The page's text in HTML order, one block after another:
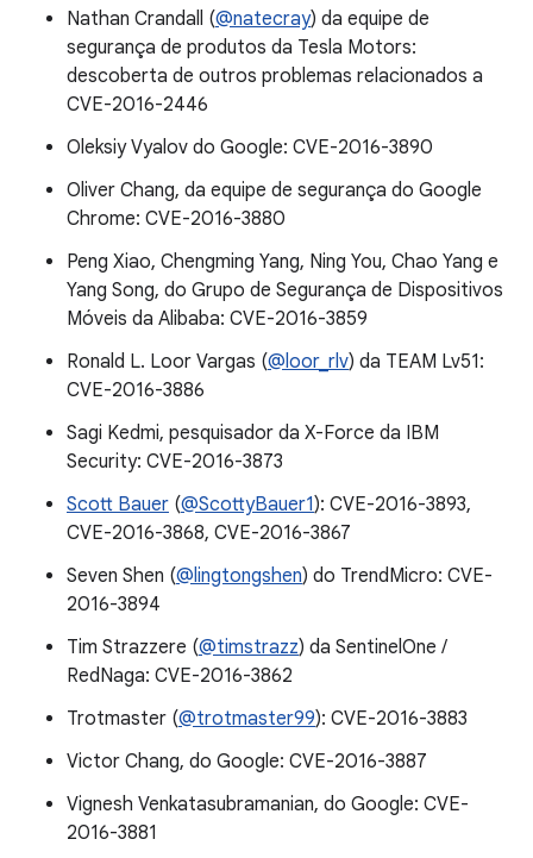
Nathan Crandall (@natecray) da equipe de
segurança de produtos da Tesla Motors:
descoberta de outros problemas relacionados a
CVE-2016-2446
Oleksiy Vyalov do Google: CVE-2016-3890
Oliver Chang, da equipe de segurança do Google
Chrome: CVE-2016-3880
Peng Xiao, Chengming Yang, Ning You, Chao Yang e
Yang Song, do Grupo de Segurança de Dispositivos
Móveis da Alibaba: CVE-2016-3859
Ronald L. Loor Vargas (@loor_rlv) da TEAM Lv51:
CVE-2016-3886
Sagi Kedmi, pesquisador da X-Force da IBM
Security: CVE-2016-3873
Scott Bauer (@ScottyBauer1): CVE-2016-3893,
CVE-2016-3868, CVE-2016-3867
Seven Shen (@lingtongshen) do TrendMicro: CVE-
2016-3894
Tim Strazzere (@timstrazz) da SentinelOne /
RedNaga: CVE-2016-3862
Trotmaster (@trotmaster99): CVE-2016-3883
Victor Chang, do Google: CVE-2016-3887
Vignesh Venkatasubramanian, do Google: CVE-
2016-3881